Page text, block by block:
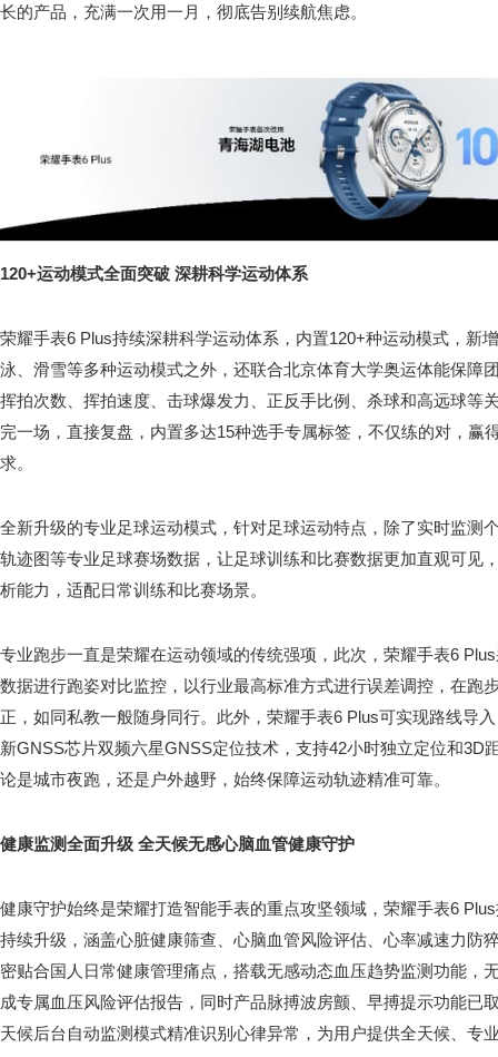
长的产品，充满一次用一月，彻底告别续航焦虑。
120+运动模式全面突破 深耕科学运动体系
荣耀手表6 Plus持续深耕科学运动体系，内置120+种运动模式，新
泳、滑雪等多种运动模式之外，还联合北京体育大学奥运体能保障
挥拍次数、挥拍速度、击球爆发力、正反手比例、杀球和高远球等
完一场，直接复盘，内置多达15种选手专属标签，不仅练的对，赢
求。
全新升级的专业足球运动模式，针对足球运动特点，除了实时监测
轨迹图等专业足球赛场数据，让足球训练和比赛数据更加直观可见
析能力，适配日常训练和比赛场景。
专业跑步一直是荣耀在运动领域的传统强项，此次，荣耀手表6
数据进行跑姿对比监控，以行业最高标准方式进行误差调控，在跑
正，如同私教一般随身同行。此外，荣耀手表6 Plus可实现路线导
新GNSS芯片双频六星GNSS定位技术，支持42小时独立定位和3D
论是城市夜跑，还是户外越野，始终保障运动轨迹精准可靠。
健康监测全面升级 全天候无感心脑血管健康守护
健康守护始终是荣耀打造智能手表的重点攻坚领域，荣耀手表6
持续升级，涵盖心脏健康筛查、心脑血管风险评估、心率减速力防
密贴合国人日常健康管理痛点，搭载无感动态血压趋势监测功能，
成专属血压风险评估报告，同时产品脉搏波房颤、早搏提示功能已
天候后台自动监测模式精准识别心律异常，为用户提供全天候、专